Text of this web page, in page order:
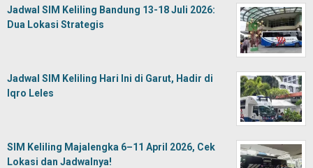
Jadwal SIM Keliling Bandung 13-18 Juli 2026:
Dua Lokasi Strategis
Jadwal SIM Keliling Hari Ini di Garut, Hadir di
Iqro Leles
SIM Keliling Majalengka 6–11 April 2026, Cek
Lokasi dan Jadwalnya!